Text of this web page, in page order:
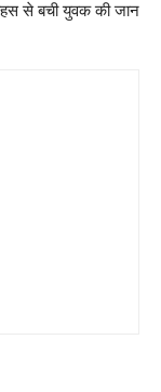
से बची युवक की जान